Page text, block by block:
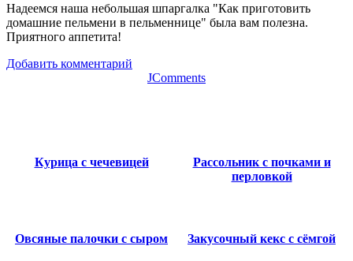
Надеемся наша небольшая шпаргалка "Как приготовить
домашние пельмени в пельменнице" была вам полезна.
Приятного аппетита!
Добавить комментарий
JComments
Курица с чечевицей
Рассольник с почками и
перловкой
Овсяные палочки с сыром Закусочный кекс с сёмгой